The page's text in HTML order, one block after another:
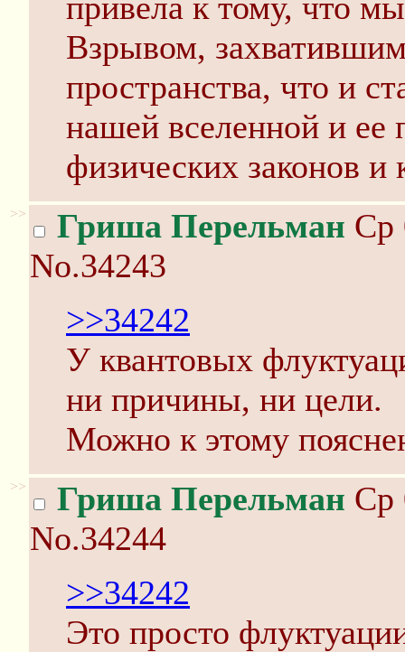
Взрывом,
пространства, что и
нашей вселенной и ее
физических законов и
>> Гриша Перельман Ср
No.34243
>>34242
У квантовых
ни причины, ни цели.
Можно к этому
>> Гриша Перельман Ср
No.34244
>>34242
Это просто